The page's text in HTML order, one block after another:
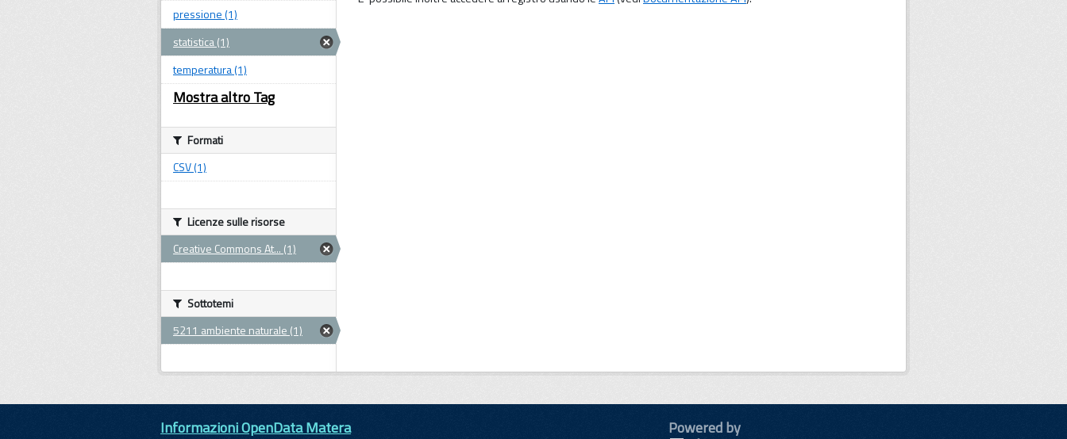
pressione (1)
statistica (1)
temperatura (1)
Mostra altro Tag
Formati
CSV (1)
Licenze sulle risorse
Creative Commons At... (1)
Sottotemi
5211 ambiente naturale (1)
Informazioni OpenData Matera
Powered by